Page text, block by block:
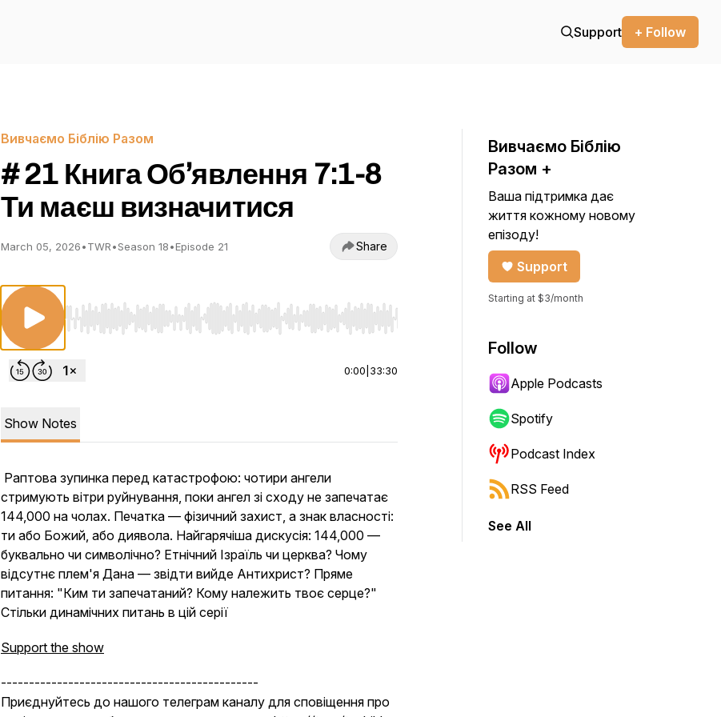
Support + Follow
Вивчаємо Біблію Разом
# 21 Книга Об’явлення 7:1-8
Ти маєш визначитися
March 05, 2026•TWR•Season 18•Episode 21 Share
Use Left/Right to seek, Home/End to jump to start or end. Hold shift to jump forward or backward.
0:00 33:30
Show Notes
Раптова зупинка перед катастрофою: чотири ангели
стримують вітри руйнування, поки ангел зі сходу не запечатає
144,000 на чолах. Печатка — фізичний захист, а знак власності:
ти або Божий, або диявола. Найгарячіша дискусія: 144,000 —
буквально чи символічно? Етнічний Ізраїль чи церква? Чому
відсутнє плем'я Дана — звідти вийде Антихрист? Пряме
питання: "Ким ти запечатаний? Кому належить твоє серце?"
Стільки динамічних питань в цій серії
Support the show
----------------------------------------------
Приєднуйтесь до нашого телеграм каналу для сповіщення про
Вивчаємо Біблію
Разом +
Ваша підтримка дає
життя кожному новому
епізоду!
Support
Starting at $3/month
Follow
Apple Podcasts
Spotify
Podcast Index
RSS Feed
See All